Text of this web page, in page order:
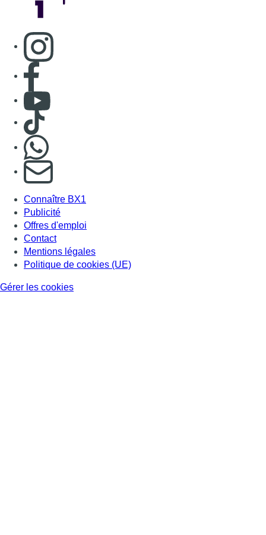
Consulter page Instagram
Consulter page Facebook
Consulter Youtube
Consulter TikTok
S'abonner à notre newsletter
Connaître BX1
Publicité
Offres d'emploi
Contact
Mentions légales
Politique de cookies (UE)
Gérer les cookies